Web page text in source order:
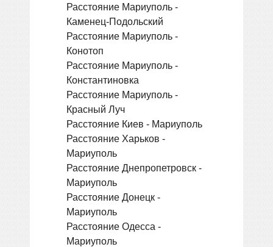
Расстояние Мариуполь -
Каменец-Подольский
Расстояние Мариуполь -
Конотоп
Расстояние Мариуполь -
Константиновка
Расстояние Мариуполь -
Красный Луч
Расстояние Киев - Мариуполь
Расстояние Харьков -
Мариуполь
Расстояние Днепропетровск -
Мариуполь
Расстояние Донецк -
Мариуполь
Расстояние Одесса -
Мариуполь